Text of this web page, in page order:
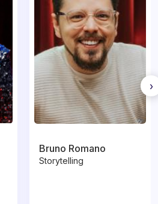
Bruno Romano
Storytelling
›